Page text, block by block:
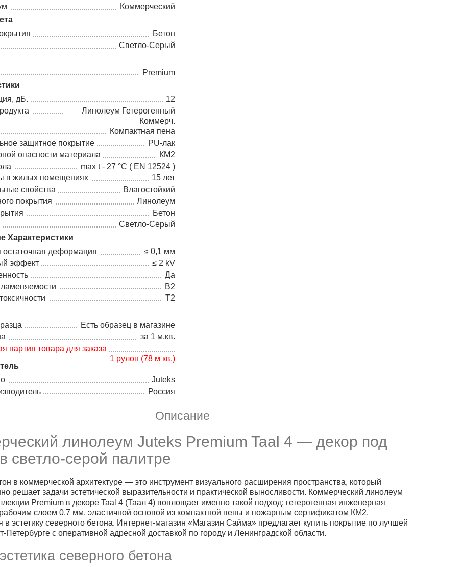
Коммерческий
Бетон
Светло-Серый
Premium
дБ.
12
Линолеум Гетерогенный
Коммерч.
Компактная пена
защитное покрытие
PU-лак
опасности материала
КМ2
max t - 27 °C ( EN 12524 )
в жилых помещениях
15 лет
свойства
Влагостойкий
покрытия
Линолеум
Бетон
Светло-Серый
Характеристики
деформация
≤ 0,1 мм
эффект
≤ 2 kV
Да
В2
Т2
Есть образец в магазине
за 1 м.кв.
партия товара для заказа
1 рулон (78 м кв.)
Juteks
Россия
Описание
линолеум Juteks Premium Taal 4 — декор под
светло-серой палитре
в коммерческой архитектуре — это инструмент визуального расширения пространства, который
решает задачи эстетической выразительности и практической выносливости. Коммерческий линолеум
Premium в декоре Taal 4 (Таал 4) воплощает именно такой подход: гетерогенная инженерная
рабочим слоем 0,7 мм, эластичной основой из компактной пены и пожарным сертификатом КМ2,
в эстетику северного бетона. Интернет-магазин «Магазин Сайма» предлагает купить покрытие по лучшей
Петербурге с оперативной адресной доставкой по городу и Ленинградской области.
северного бетона